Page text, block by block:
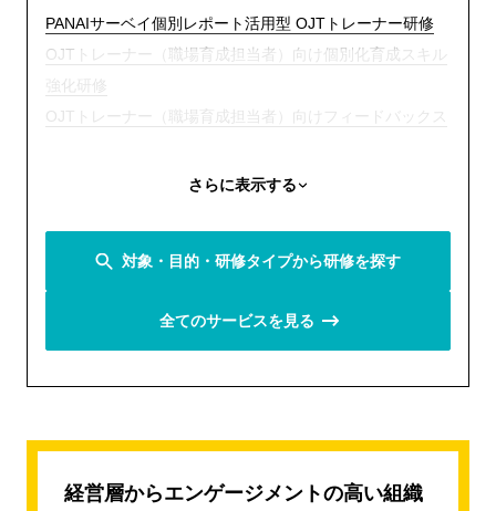
PANAIサーベイ個別レポート活用型 OJTトレーナー研修
OJTトレーナー（職場育成担当者）向け個別化育成スキル
強化研修
OJTトレーナー（職場育成担当者）向けフィードバックス
新入社員のエンゲージメントを高める職場育成へ OJTト
職場に依存しないOJTへ 新人・トレーナー合同研修プロ
AIリテラシー向上研修新人・若手向けビジネスマナー研修
さらに表示する
対象・目的・研修タイプから研修を探す
全てのサービスを見る
経営層からエンゲージメントの高い組織